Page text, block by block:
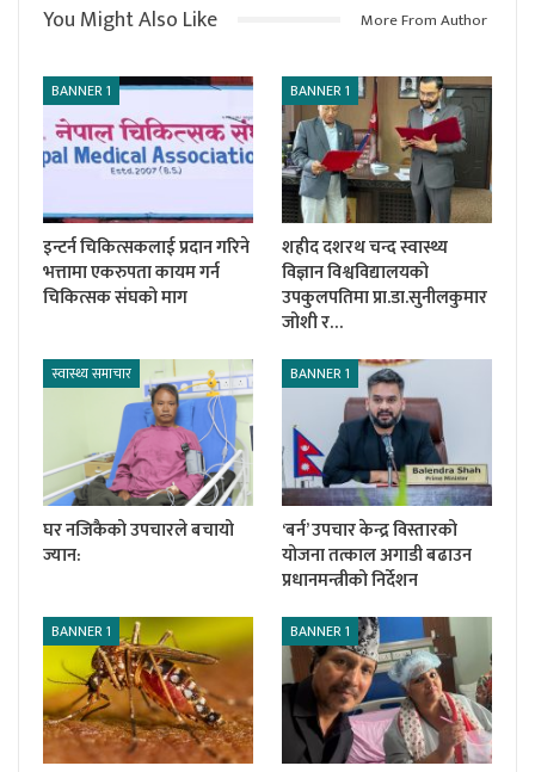
You Might Also Like More From Author
BANNER 1
इन्टर्न चिकित्सकलाई प्रदान गरिने
भत्तामा एकरुपता कायम गर्न
चिकित्सक संघको माग
BANNER 1
शहीद दशरथ चन्द स्वास्थ्य
विज्ञान विश्वविद्यालयको
उपकुलपतिमा प्रा.डा.सुनीलकुमार
जोशी र…
स्वास्थ्य समाचार
घर नजिकैको उपचारले बचायो
ज्यान:
BANNER 1
‘बर्न’ उपचार केन्द्र विस्तारको
योजना तत्काल अगाडी बढाउन
प्रधानमन्त्रीको निर्देशन
BANNER 1 BANNER 1